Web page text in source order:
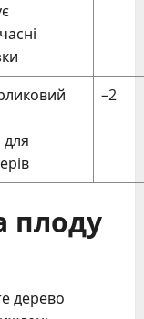
–2
плоду
дерево